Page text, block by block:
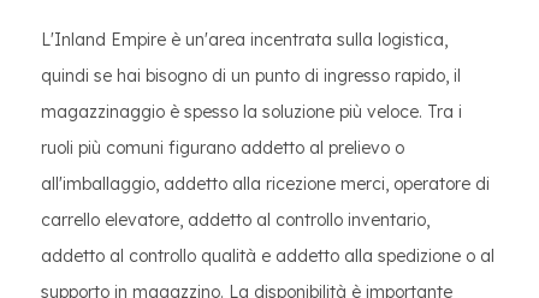
L'Inland Empire è un'area incentrata sulla logistica,
quindi se hai bisogno di un punto di ingresso rapido, il
magazzinaggio è spesso la soluzione più veloce. Tra i
ruoli più comuni figurano addetto al prelievo o
all'imballaggio, addetto alla ricezione merci, operatore di
carrello elevatore, addetto al controllo inventario,
addetto al controllo qualità e addetto alla spedizione o al
supporto in magazzino. La disponibilità è importante